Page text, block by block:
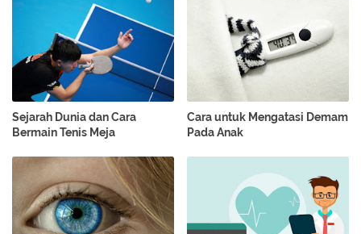
Sejarah Dunia dan Cara
Bermain Tenis Meja
Cara untuk Mengatasi Demam
Pada Anak